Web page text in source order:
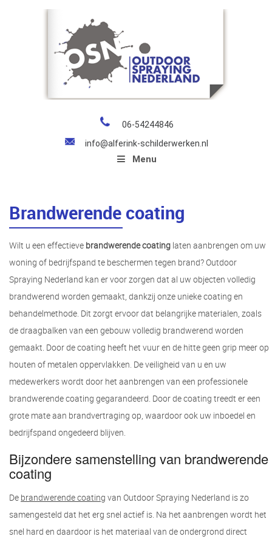
06-54244846
info@alferink-schilderwerken.nl
Menu
Brandwerende coating
Wilt u een effectieve brandwerende coating laten aanbrengen om uw
woning of bedrijfspand te beschermen tegen brand? Outdoor
Spraying Nederland kan er voor zorgen dat al uw objecten volledig
brandwerend worden gemaakt, dankzij onze unieke coating en
behandelmethode. Dit zorgt ervoor dat belangrijke materialen, zoals
de draagbalken van een gebouw volledig brandwerend worden
gemaakt. Door de coating heeft het vuur en de hitte geen grip meer op
houten of metalen oppervlakken. De veiligheid van u en uw
medewerkers wordt door het aanbrengen van een professionele
brandwerende coating gegarandeerd. Door de coating treedt er een
grote mate aan brandvertraging op, waardoor ook uw inboedel en
bedrijfspand ongedeerd blijven.
Bijzondere samenstelling van brandwerende
coating
De brandwerende coating van Outdoor Spraying Nederland is zo
samengesteld dat het erg snel actief is. Na het aanbrengen wordt het
snel hard en daardoor is het materiaal van de ondergrond direct